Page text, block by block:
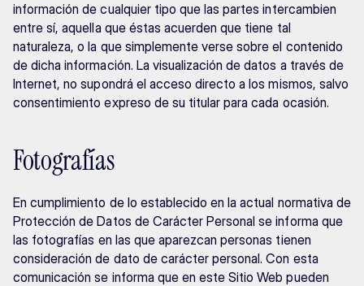
información de cualquier tipo que las partes intercambien
entre sí, aquella que éstas acuerden que tiene tal
naturaleza, o la que simplemente verse sobre el contenido
de dicha información. La visualización de datos a través de
Internet, no supondrá el acceso directo a los mismos, salvo
consentimiento expreso de su titular para cada ocasión.
Fotografías
En cumplimiento de lo establecido en la actual normativa de
Protección de Datos de Carácter Personal se informa que
las fotografías en las que aparezcan personas tienen
consideración de dato de carácter personal. Con esta
comunicación se informa que en este Sitio Web pueden